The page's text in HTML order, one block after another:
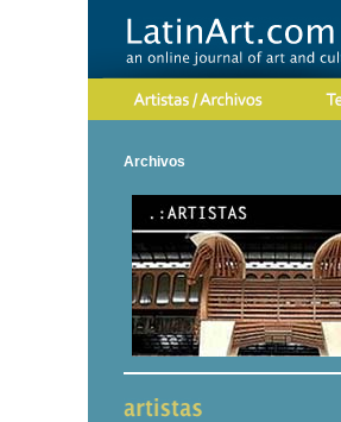
Archivos